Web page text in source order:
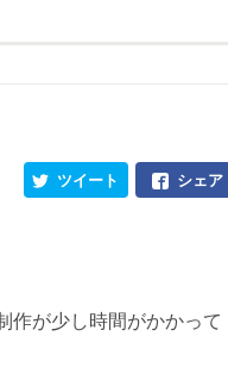
シェア
ツイート
作が少し時間がかかって